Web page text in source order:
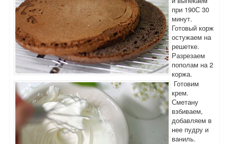
при 190С 30
минут.
Готовый корж
остужаем на
решетке.
Разрезаем
пополам на 2
коржа.
Готовим
крем.
Сметану
взбиваем,
добавляем в
нее пудру и
ваниль.